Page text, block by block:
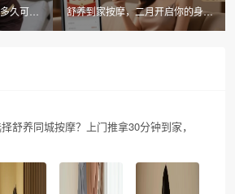
久可以
舒养到家按摩，二月开启你的身心
焕新之旅
舒养同城按摩？上门推拿30分钟到家，